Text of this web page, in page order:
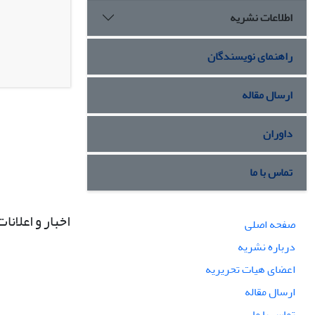
اطلاعات نشریه
راهنمای نویسندگان
ارسال مقاله
داوران
تماس با ما
صفحه اصلی
درباره نشریه
اعضای هیات تحریریه
ارسال مقاله
اخبار و